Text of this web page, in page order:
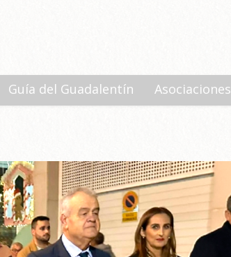
Guía del Guadalentín Asociaciones